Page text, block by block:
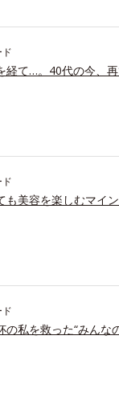
経て…。40代の今、
も美容を楽しむマイ
の私を救った“みんな